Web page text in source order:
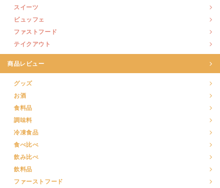
スイーツ
ビュッフェ
ファストフード
テイクアウト
商品レビュー
グッズ
お酒
食料品
調味料
冷凍食品
食べ比べ
飲み比べ
飲料品
ファーストフード